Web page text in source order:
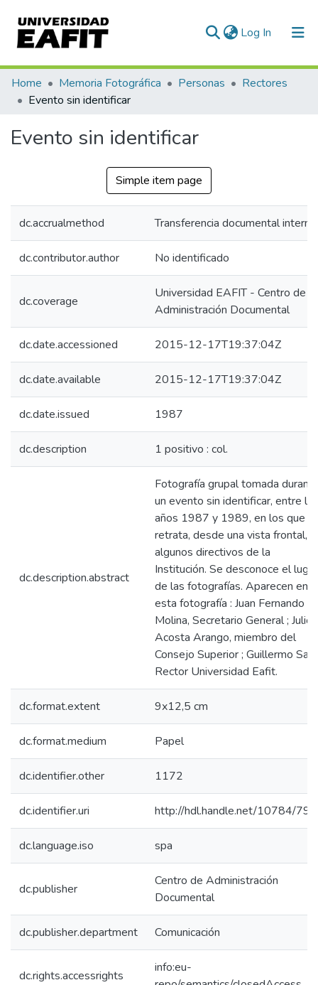
Log In (current)
Communities & Collections
All of DSpace
Statistics
Home Memoria Fotográfica Personas
Rectores
Evento sin identificar
Evento sin identificar
Simple item page
dc.accrualmethod Transferencia documental interna
dc.contributor.author No identificado
dc.coverage
Universidad EAFIT - Centro de
Administración Documental
dc.date.accessioned 2015-12-17T19:37:04Z
dc.date.available 2015-12-17T19:37:04Z
dc.date.issued 1987
dc.description 1 positivo : col.
dc.description.abstract
Fotografía grupal tomada
un evento sin identificar, entre
años 1987 y 1989, en los que
retrata, desde una vista frontal,
algunos directivos de la
Institución. Se desconoce el lugar
de las fotografías. Aparecen en
esta fotografía : Juan Fernando
Molina, Secretario General ; Julio
Acosta Arango, miembro del
Consejo Superior ; Guillermo
Rector Universidad Eafit.
dc.format.extent 9x12,5 cm
dc.format.medium Papel
dc.identifier.other 1172
dc.identifier.uri http://hdl.handle.net/10784/
dc.language.iso spa
dc.publisher
Centro de Administración
Documental
dc.publisher.department Comunicación
dc.rights.accessrights
info:eu-